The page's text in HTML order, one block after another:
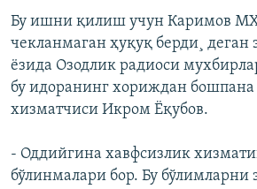
Бу ишни қилиш учун Каримов
чекланмаган ҳуқуқ берди¸ деган
ëзида Озодлик радиоси
бу идоранинг хориждан бошпана
хизматчиси Икром Ëқубов.
- Оддийгина хавфсизлик
бўлинмалари бор. Бу бўлимларни